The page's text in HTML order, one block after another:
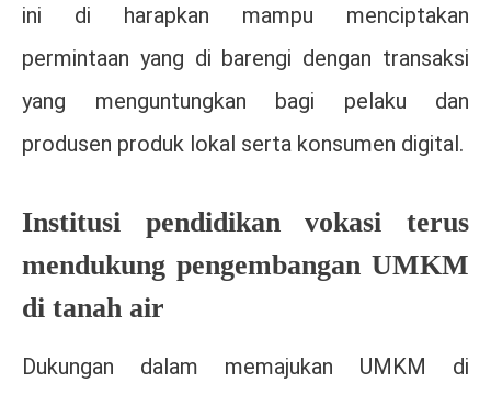
ini di harapkan mampu menciptakan
permintaan yang di barengi dengan transaksi
yang menguntungkan bagi pelaku dan
produsen produk lokal serta konsumen digital.
Institusi pendidikan vokasi terus
mendukung pengembangan UMKM
di tanah air
Dukungan dalam memajukan UMKM di